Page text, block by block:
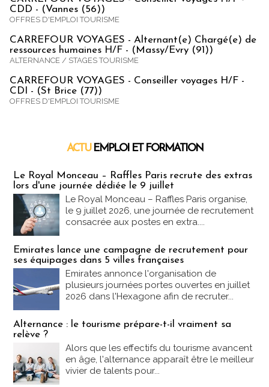
CDD - (Vannes (56))
OFFRES D'EMPLOI TOURISME
CARREFOUR VOYAGES - Alternant(e) Chargé(e) de
ressources humaines H/F - (Massy/Evry (91))
ALTERNANCE / STAGES TOURISME
CARREFOUR VOYAGES - Conseiller voyages H/F -
CDI - (St Brice (77))
OFFRES D'EMPLOI TOURISME
ACTU EMPLOI ET FORMATION
Le Royal Monceau – Raffles Paris recrute des extras
lors d'une journée dédiée le 9 juillet
Le Royal Monceau – Raffles Paris organise,
le 9 juillet 2026, une journée de recrutement
consacrée aux postes en extra....
Emirates lance une campagne de recrutement pour
ses équipages dans 5 villes françaises
Emirates annonce l'organisation de
plusieurs journées portes ouvertes en juillet
2026 dans l'Hexagone afin de recruter...
Alternance : le tourisme prépare-t-il vraiment sa
relève ?
Alors que les effectifs du tourisme avancent
en âge, l'alternance apparaît être le meilleur
vivier de talents pour...